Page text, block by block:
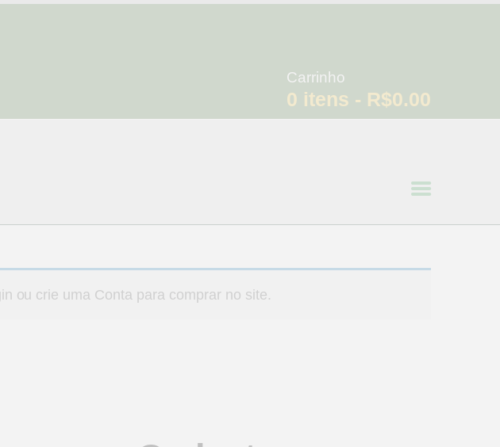
Carrinho
0 itens - R$0.00
ou crie uma Conta para comprar no site.